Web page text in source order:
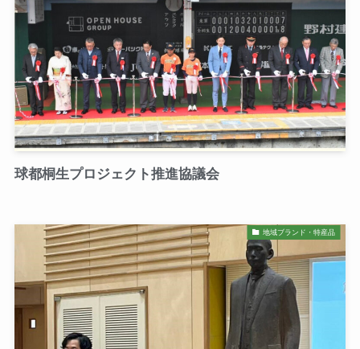
球都桐生プロジェクト推進協議会
地域ブランド・特産品